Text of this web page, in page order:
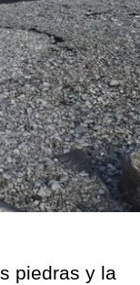
piedras y la